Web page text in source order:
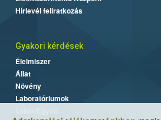
Hírlevél feliratkozás
Gyakori kérdések
Élelmiszer
Állat
Növény
Laboratóriumok